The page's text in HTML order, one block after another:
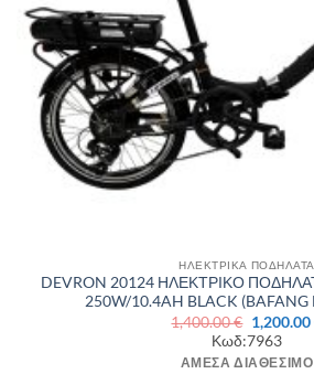
ΗΛΕΚΤΡΙΚΑ ΠΟΔΗΛΑΤΑ
DEVRON 20124 ΗΛΕΚΤΡΙΚΟ
250W/10.4AH BLACK (BAFANG
1,400.00€ Original
price
was:
1,400.00
1,200.00
Κωδ:7963
ΆΜΕΣΑ ΔΙΑΘΈΣΙΜΟ